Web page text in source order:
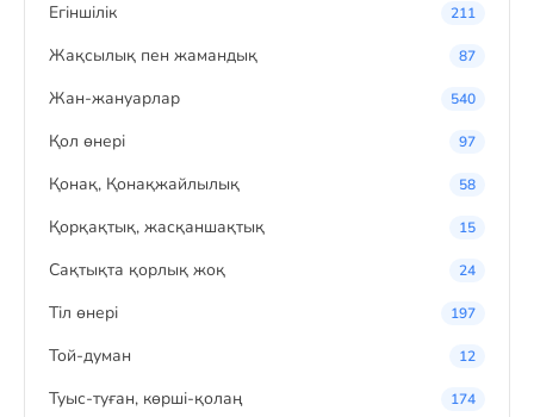
Егіншілік 211
Жақсылық пен жамандық 87
Жан-жануарлар 540
Қол өнері 97
Қонақ, Қонақжайлылық 58
Қорқақтық, жасқаншақтық 15
Сақтықта қорлық жоқ 24
Тіл өнері 197
Той-думан 12
Туыс-туған, көрші-қолаң 174